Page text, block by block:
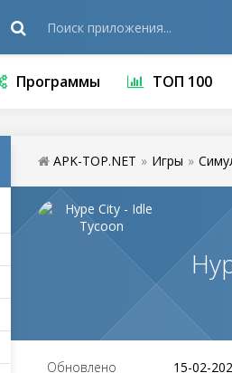
Программы ТОП 100
APK-TOP.NET » Игры »
Обновлено 15-02-